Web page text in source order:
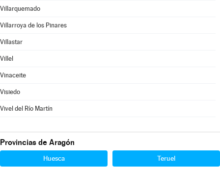
Villarquemado
Villarroya de los Pinares
Villastar
Villel
Vinaceite
Visiedo
Vivel del Río Martín
Provincias de Aragón
Huesca Teruel